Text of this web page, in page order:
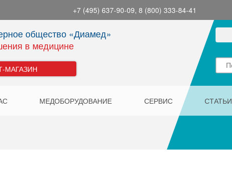
+7 (495) 637-90-09, 8 (800) 333-84-41
общество «Диамед»
в медицине
МАГАЗИН
МЕДОБОРУДОВАНИЕ СЕРВИС СТАТЬИ